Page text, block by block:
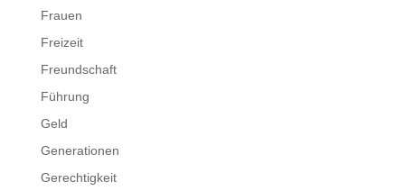
Frauen
Freizeit
Freundschaft
Führung
Geld
Generationen
Gerechtigkeit